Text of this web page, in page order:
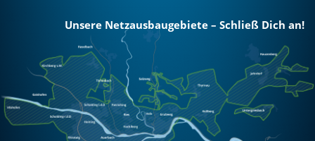
Unsere Netzausbaugebiete – Schließ Dich an!